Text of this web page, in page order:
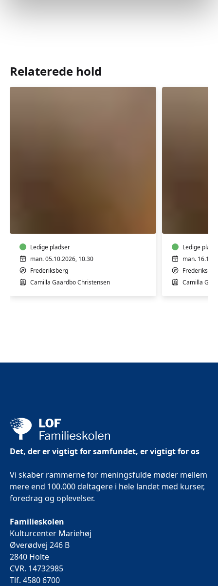
Relaterede hold
børnLedige pladser
man. 05.10.2026, 10.30
Frederiksberg
Camilla Gaardbo Christensen
børn
Ledige
man.
Camilla
Det, der er vigtigt for samfundet, er vigtigt for os
Vi skaber rammerne for meningsfulde møder mellem
mere end 100.000 deltagere i hele landet med kurser,
foredrag og oplevelser.
Familieskolen
Kulturcenter Mariehøj
Øverødvej 246 B
2840 Holte
CVR. 14732985
Tlf. 4580 6700